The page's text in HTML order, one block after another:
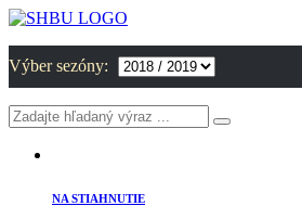
Výber sezóny:
NA STIAHNUTIE